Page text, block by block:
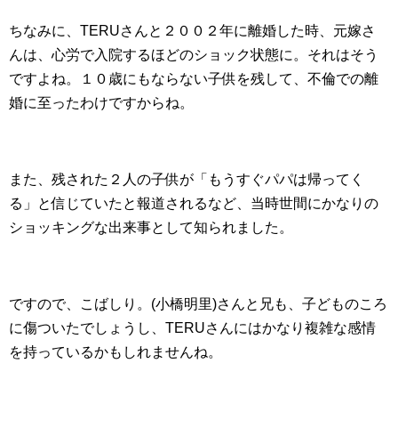
ちなみに、TERUさんと２００２年に離婚した時、元嫁さ
んは、心労で入院するほどのショック状態に。それはそう
ですよね。１０歳にもならない子供を残して、不倫での離
婚に至ったわけですからね。
また、残された２人の子供が「もうすぐパパは帰ってく
る」と信じていたと報道されるなど、当時世間にかなりの
ショッキングな出来事として知られました。
ですので、こばしり。(小橋明里)さんと兄も、子どものころ
に傷ついたでしょうし、TERUさんにはかなり複雑な感情
を持っているかもしれませんね。